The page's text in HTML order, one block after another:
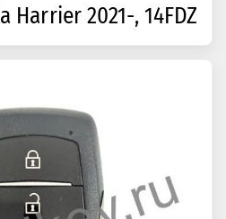
Harrier 2021-, 14FDZ